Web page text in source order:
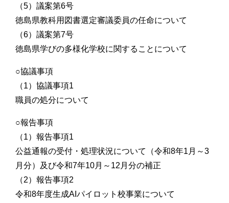
（5）議案第6号
徳島県教科用図書選定審議委員の任命について
（6）議案第7号
徳島県学びの多様化学校に関することについて
○協議事項
（1）協議事項1
職員の処分について
○報告事項
（1）報告事項1
公益通報の受付・処理状況について（令和8年1月～3
月分）及び令和7年10月～12月分の補正
（2）報告事項2
令和8年度生成AIパイロット校事業について